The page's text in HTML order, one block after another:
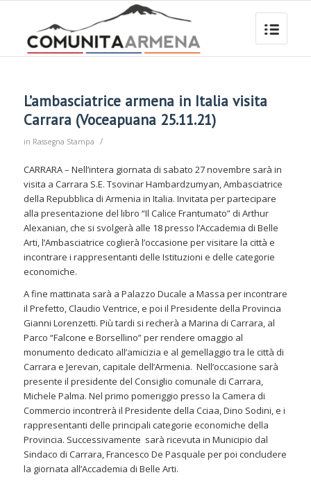
L’ambasciatrice armena in Italia visita
Carrara (Voceapuana 25.11.21)
in Rassegna Stampa /
CARRARA – Nell’intera giornata di sabato 27 novembre sarà in
visita a Carrara S.E. Tsovinar Hambardzumyan, Ambasciatrice
della Repubblica di Armenia in Italia. Invitata per partecipare
alla presentazione del libro “Il Calice Frantumato” di Arthur
Alexanian, che si svolgerà alle 18 presso l’Accademia di Belle
Arti, l’Ambasciatrice coglierà l’occasione per visitare la città e
incontrare i rappresentanti delle Istituzioni e delle categorie
economiche.
A fine mattinata sarà a Palazzo Ducale a Massa per incontrare
il Prefetto, Claudio Ventrice, e poi il Presidente della Provincia
Gianni Lorenzetti. Più tardi si recherà a Marina di Carrara, al
Parco “Falcone e Borsellino” per rendere omaggio al
monumento dedicato all’amicizia e al gemellaggio tra le città di
Carrara e Jerevan, capitale dell’Armenia. Nell’occasione sarà
presente il presidente del Consiglio comunale di Carrara,
Michele Palma. Nel primo pomeriggio presso la Camera di
Commercio incontrerà il Presidente della Cciaa, Dino Sodini, e i
rappresentanti delle principali categorie economiche della
Provincia. Successivamente sarà ricevuta in Municipio dal
Sindaco di Carrara, Francesco De Pasquale per poi concludere
la giornata all’Accademia di Belle Arti.